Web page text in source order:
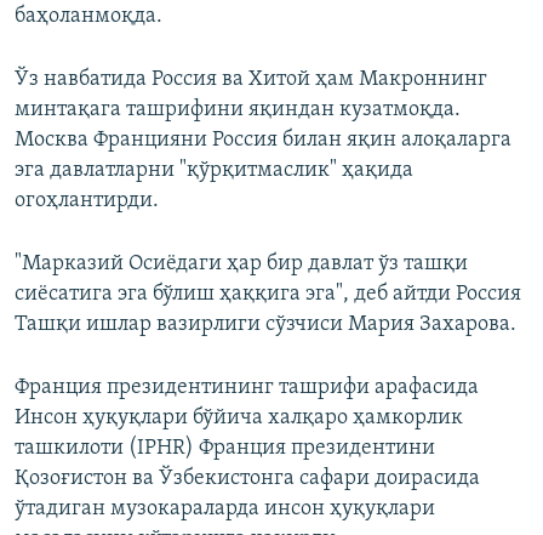
баҳоланмоқда.
Ўз навбатида Россия ва Хитой ҳам Макроннинг
минтақага ташрифини яқиндан кузатмоқда.
Москва Францияни Россия билан яқин алоқаларга
эга давлатларни "қўрқитмаслик" ҳақида
огоҳлантирди.
"Марказий Осиёдаги ҳар бир давлат ўз ташқи
сиёсатига эга бўлиш ҳаққига эга", деб айтди Россия
Ташқи ишлар вазирлиги сўзчиси Мария Захарова.
Франция президентининг ташрифи арафасида
Инсон ҳуқуқлари бўйича халқаро ҳамкорлик
ташкилоти (IPHR) Франция президентини
Қозоғистон ва Ўзбекистонга сафари доирасида
ўтадиган музокараларда инсон ҳуқуқлари